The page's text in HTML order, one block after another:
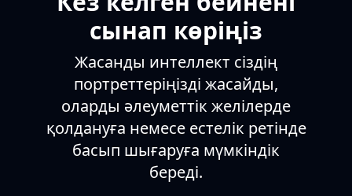
Артында кітап сөрелері
жайлылық
тудырады.
сынап көріңіз
Жасанды интеллект сіздің
портреттеріңізді жасайды,
оларды әлеуметтік желілерде
қолдануға немесе естелік ретінде
басып шығаруға мүмкіндік
береді.